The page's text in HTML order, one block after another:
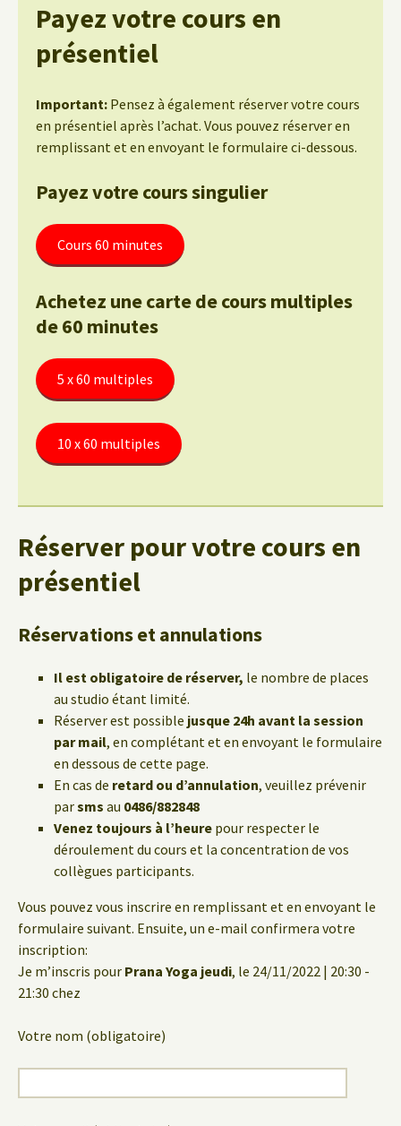
Payez votre cours en
présentiel
Important: Pensez à également réserver votre cours
en présentiel après l’achat. Vous pouvez réserver en
remplissant et en envoyant le formulaire ci-dessous.
Payez votre cours singulier
Cours 60 minutes
Achetez une carte de cours multiples
de 60 minutes
5 x 60 multiples
10 x 60 multiples
Réserver pour votre cours en
présentiel
Réservations et annulations
Il est obligatoire de réserver, le nombre de places
au studio étant limité.
Réserver est possible jusque 24h avant la session
par mail, en complétant et en envoyant le formulaire
en dessous de cette page.
En cas de retard ou d’annulation, veuillez prévenir
parsms au 0486/882848
Venez toujours à l’heure pour respecter le
déroulement du cours et la concentration de vos
collègues participants.
Vous pouvez vous inscrire en remplissant et en envoyant le
formulaire suivant. Ensuite, un e-mail confirmera votre
inscription:
Je m’inscris pour Prana Yoga jeudi, le 24/11/2022 | 20:30 -
21:30 chez
Votre nom (obligatoire)